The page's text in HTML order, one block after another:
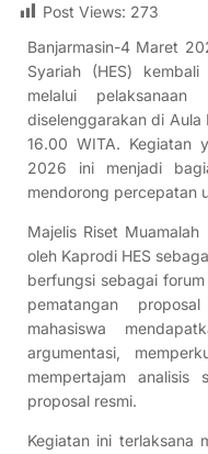
Post Views: 273
Banjarmasin-4 Maret
Syariah (HES)
melalui
diselenggarakan di Aula
16.00 WITA. Kegiatan
2026 ini menjadi
mendorong percepatan
Majelis Riset
oleh Kaprodi HES
berfungsi sebagai
pematangan
mahasiswa
argumentasi,
mempertajam analisis
proposal resmi.
Kegiatan ini terlaksana